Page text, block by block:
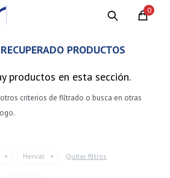
0
PRODUCTOS
productos en esta sección.
criterios de filtrado o busca en otras
Herval Quitar filtros